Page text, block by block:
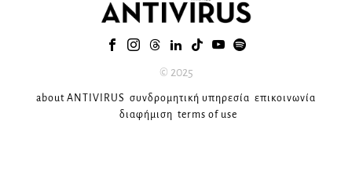
© 2025
about ANTIVIRUS συνδρομητική υπηρεσία επικοινωνία
διαφήμιση terms of use